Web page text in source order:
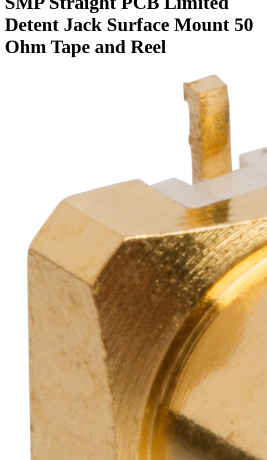
Detent Jack Surface Mount 50
Ohm Tape and Reel